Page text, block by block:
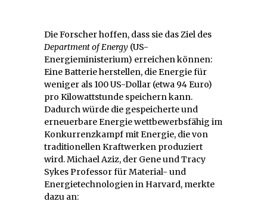
Die Forscher hoffen, dass sie das Ziel des
Department of Energy (US-
Energieministerium) erreichen können:
Eine Batterie herstellen, die Energie für
weniger als 100 US-Dollar (etwa 94 Euro)
pro Kilowattstunde speichern kann.
Dadurch würde die gespeicherte und
erneuerbare Energie wettbewerbsfähig im
Konkurrenzkampf mit Energie, die von
traditionellen Kraftwerken produziert
wird. Michael Aziz, der Gene und Tracy
Sykes Professor für Material- und
Energietechnologien in Harvard, merkte
dazu an: